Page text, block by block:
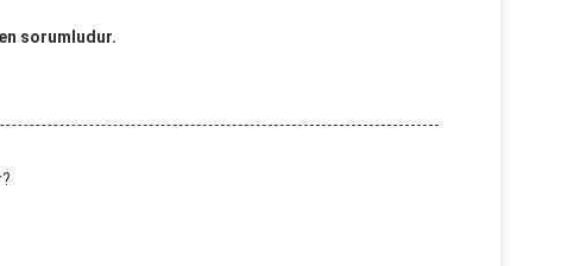
sorumludur.